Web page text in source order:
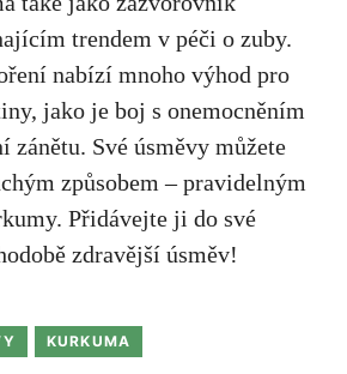
trendem v péči o zuby.
nabízí mnoho výhod pro
jako je boj s onemocněním
zánětu. Své úsměvy můžete
způsobem – pravidelným
Přidávejte ji do své
zdravější úsměv!
KURKUMA